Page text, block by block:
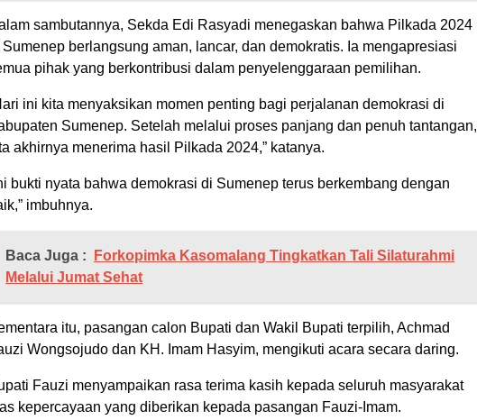
sambutannya, Sekda Edi Rasyadi menegaskan bahwa Pilkada 2024
berlangsung aman, lancar, dan demokratis. Ia mengapresiasi
pihak yang berkontribusi dalam penyelenggaraan pemilihan.
ini kita menyaksikan momen penting bagi perjalanan demokrasi di
Sumenep. Setelah melalui proses panjang dan penuh tantangan,
akhirnya menerima hasil Pilkada 2024,” katanya.
bukti nyata bahwa demokrasi di Sumenep terus berkembang dengan
imbuhnya.
Baca Juga :
Forkopimka Kasomalang Tingkatkan Tali Silaturahmi
Melalui Jumat Sehat
itu, pasangan calon Bupati dan Wakil Bupati terpilih, Achmad
Wongsojudo dan KH. Imam Hasyim, mengikuti acara secara daring.
Fauzi menyampaikan rasa terima kasih kepada seluruh masyarakat
kepercayaan yang diberikan kepada pasangan Fauzi-Imam.